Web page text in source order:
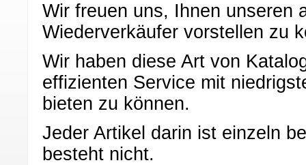
Wir freuen uns, Ihnen unseren
Wiederverkäufer vorstellen zu
Wir haben diese Art von
effizienten Service mit
bieten zu können.
Jeder Artikel darin ist einzeln
besteht nicht.